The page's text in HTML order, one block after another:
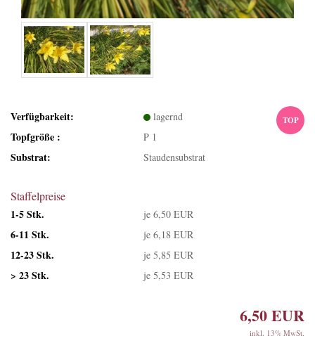
TOP
Verfügbarkeit: lagernd
Topfgröße : P 1
Substrat: Staudensubstrat
Staffelpreise
1-5 Stk.
je 6,50 EUR
6-11 Stk. je 6,18 EUR
12-23 Stk. je 5,85 EUR
> 23 Stk. je 5,53 EUR
6,50 EUR
inkl. 13% MwSt.